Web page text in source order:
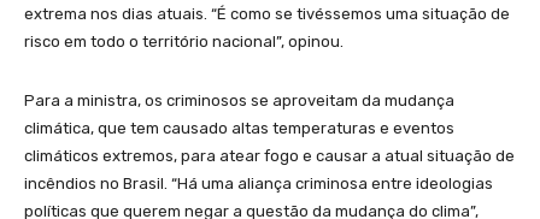
extrema nos dias atuais. “É como se tivéssemos uma situação de
risco em todo o território nacional”, opinou.
Para a ministra, os criminosos se aproveitam da mudança
climática, que tem causado altas temperaturas e eventos
climáticos extremos, para atear fogo e causar a atual situação de
incêndios no Brasil. “Há uma aliança criminosa entre ideologias
políticas que querem negar a questão da mudança do clima”,